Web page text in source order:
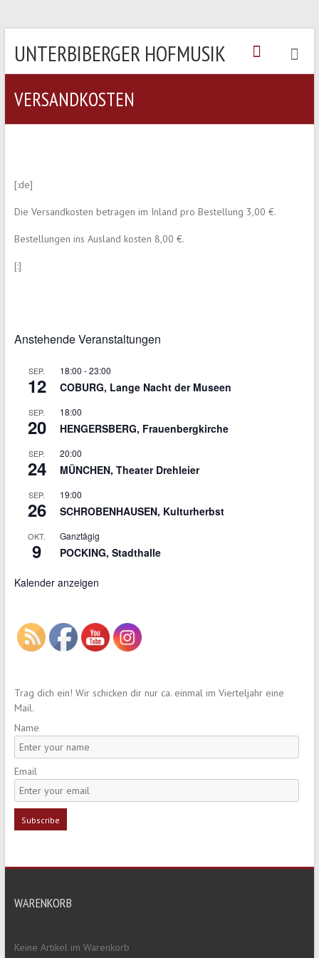
UNTERBIBERGER HOFMUSIK
VERSANDKOSTEN
[:de]
Die Versandkosten betragen im Inland pro Bestellung 3,00 €.
Bestellungen ins Ausland kosten 8,00 €.
[:]
Anstehende Veranstaltungen
SEP.
12
18:00 -23:00
COBURG, Lange Nacht der Museen
SEP.
20
18:00
HENGERSBERG, Frauenbergkirche
SEP.
24
20:00
MÜNCHEN, Theater Drehleier
SEP.
26
19:00
SCHROBENHAUSEN, Kulturherbst
OKT.
9
Ganztägig
POCKING, Stadthalle
Kalender anzeigen
Trag dich ein! Wir schicken dir nur ca. einmal im Vierteljahr eine
Mail.
Name
Email
WARENKORB
Keine Artikel im Warenkorb